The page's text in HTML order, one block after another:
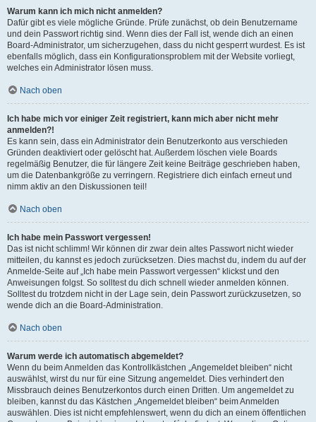
Warum kann ich mich nicht anmelden?
Dafür gibt es viele mögliche Gründe. Prüfe zunächst, ob dein Benutzername
und dein Passwort richtig sind. Wenn dies der Fall ist, wende dich an einen
Board-Administrator, um sicherzugehen, dass du nicht gesperrt wurdest. Es ist
ebenfalls möglich, dass ein Konfigurationsproblem mit der Website vorliegt,
welches ein Administrator lösen muss.
Nach oben
Ich habe mich vor einiger Zeit registriert, kann mich aber nicht mehr
anmelden?!
Es kann sein, dass ein Administrator dein Benutzerkonto aus verschieden
Gründen deaktiviert oder gelöscht hat. Außerdem löschen viele Boards
regelmäßig Benutzer, die für längere Zeit keine Beiträge geschrieben haben,
um die Datenbankgröße zu verringern. Registriere dich einfach erneut und
nimm aktiv an den Diskussionen teil!
Nach oben
Ich habe mein Passwort vergessen!
Das ist nicht schlimm! Wir können dir zwar dein altes Passwort nicht wieder
mitteilen, du kannst es jedoch zurücksetzen. Dies machst du, indem du auf der
Anmelde-Seite auf „Ich habe mein Passwort vergessen“ klickst und den
Anweisungen folgst. So solltest du dich schnell wieder anmelden können.
Solltest du trotzdem nicht in der Lage sein, dein Passwort zurückzusetzen, so
wende dich an die Board-Administration.
Nach oben
Warum werde ich automatisch abgemeldet?
Wenn du beim Anmelden das Kontrollkästchen „Angemeldet bleiben“ nicht
auswählst, wirst du nur für eine Sitzung angemeldet. Dies verhindert den
Missbrauch deines Benutzerkontos durch einen Dritten. Um angemeldet zu
bleiben, kannst du das Kästchen „Angemeldet bleiben“ beim Anmelden
auswählen. Dies ist nicht empfehlenswert, wenn du dich an einem öffentlichen